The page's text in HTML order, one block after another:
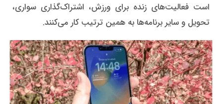
است فعالیت‌های زنده برای ورزش، اشتراک‌گذاری سواری،
تحویل و سایر برنامه‌ها به همین ترتیب کار می‌کنند.